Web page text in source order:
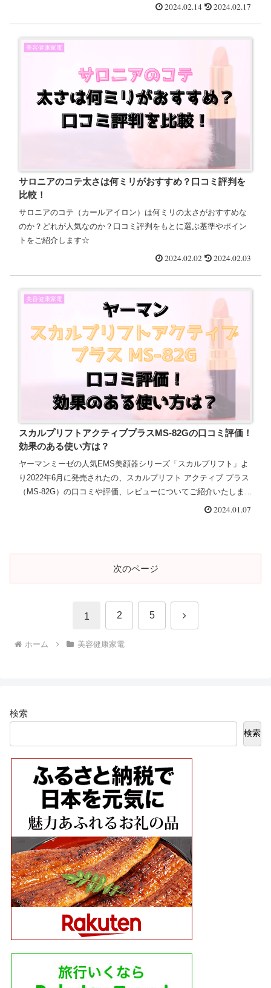
2024.02.14 2024.02.17
美容健康家電
サロニアのコテ太さは何ミリがおすすめ？口コミ評判を
比較！
サロニアのコテ（カールアイロン）は何ミリの太さがおすすめな
のか？どれが人気なのか？口コミ評判をもとに選ぶ基準やポイン
トをご紹介します☆
2024.02.02 2024.02.03
美容健康家電
スカルプリフトアクティブプラスMS-82Gの口コミ評価！
効果のある使い方は？
ヤーマンミーゼの人気EMS美顔器シリーズ「スカルプリフト」よ
り2022年6月に発売されたの、スカルプリフト アクティブ プラス
（MS-82G）の口コミや評価、レビューについてご紹介いたします
♪また、効果のある使い方についても徹底解説しまし... 2024.01.07
次のページ
1 2 5 次
ホーム 美容健康家電
検索
検索